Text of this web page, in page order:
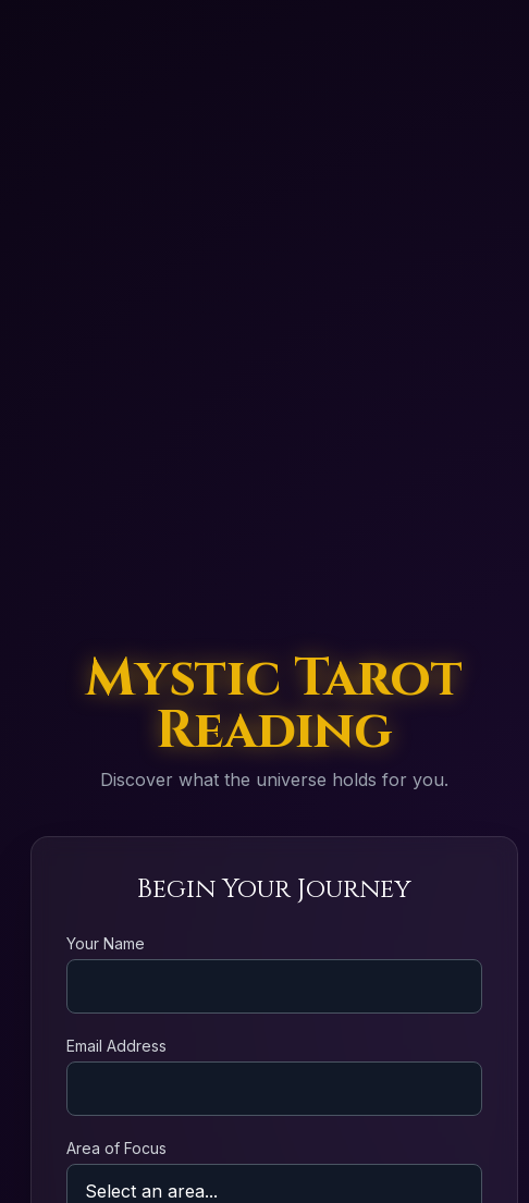
Mystic Tarot
Reading
Discover what the universe holds for you.
Begin Your Journey
Your Name
Email Address
Area of Focus